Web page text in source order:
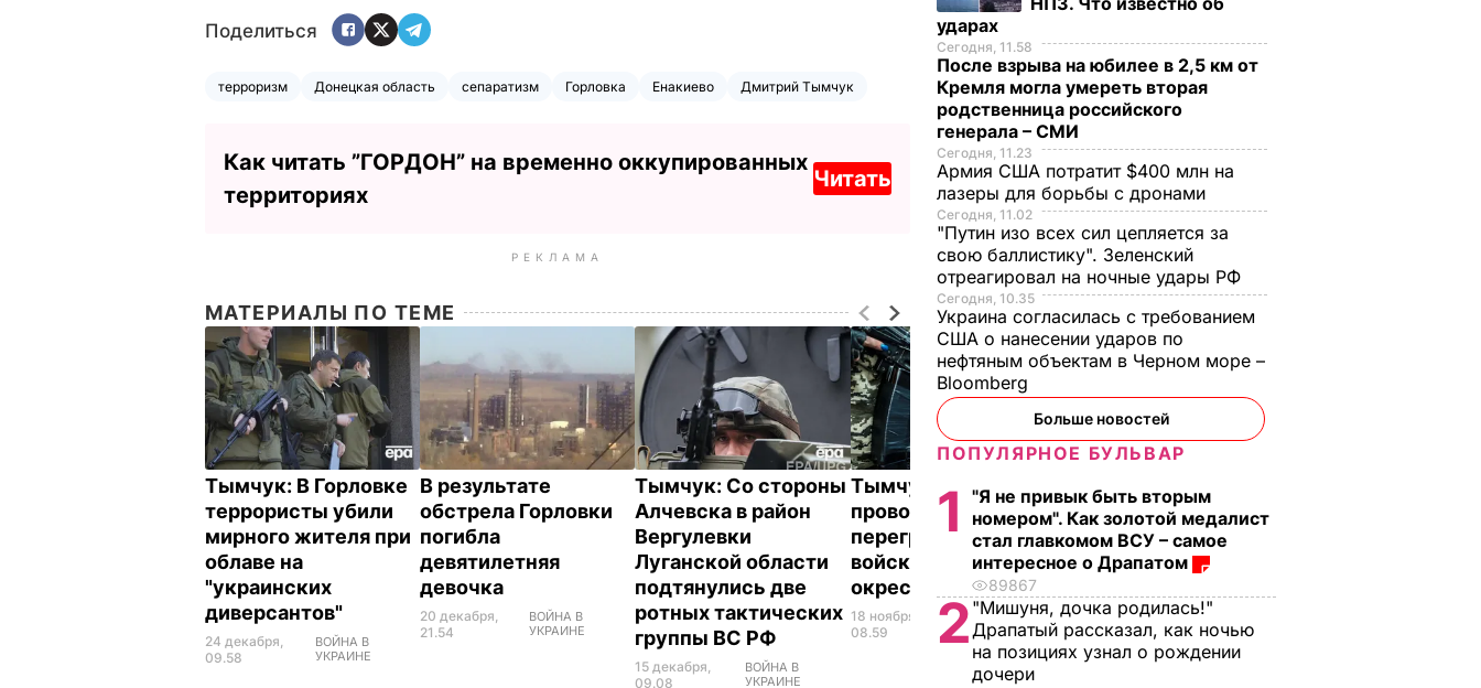
Поделиться
терроризм Донецкая область сепаратизм Горловка Енакиево Дмитрий Тымчук
Как читать ”ГОРДОН” на временно оккупированных
территориях
Читать
РЕКЛАМА
МАТЕРИАЛЫ ПО ТЕМЕ
Тымчук: В Горловке
террористы убили
мирного жителя при
облаве на
"украинских
диверсантов"
24 декабря,
09.58
ВОЙНА В
УКРАИНЕ
В результате
обстрела Горловки
погибла
девятилетняя
девочка
20 декабря,
21.54
ВОЙНА В
УКРАИНЕ
Тымчук: Со стороны
Алчевска в район
Вергулевки
Луганской области
подтянулись две
ротных тактических
группы ВС РФ
15 декабря,
09.08
ВОЙНА В
УКРАИНЕ
Тымчук: Боевики
проводят
перегруппировку
войск в Донецке и
окрестностях
18 ноября,
08.59
ВОЙНА В
УКРАИНЕ
Тымчук: В районе
Новоазовска на
российских военных
напали
партизаны
16 декабря,
10.24
ВОЙНА В
УКРАИНЕ
ударах
Сегодня, 11.58
После взрыва на юбилее в 2,5 км от
Кремля могла умереть вторая
родственница российского
генерала – СМИ
Сегодня, 11.23
Армия США потратит $400 млн на
лазеры для борьбы с дронами
Сегодня, 11.02
"Путин изо всех сил цепляется за
свою баллистику". Зеленский
отреагировал на ночные удары РФ
Сегодня, 10.35
Украина согласилась с требованием
США о нанесении ударов по
нефтяным объектам в Черном море –
Bloomberg
Больше новостей
ПОПУЛЯРНОЕ БУЛЬВАР
1
"Я не привык быть вторым
номером". Как золотой медалист
стал главкомом ВСУ – самое
интересное о Драпатом
89867
2 "Мишуня, дочка родилась!"
Драпатый рассказал, как ночью
на позициях узнал о рождении
дочери